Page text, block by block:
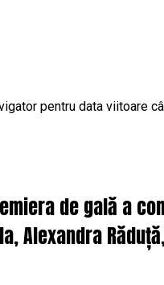
pentru data viitoare
de gală a
Alexandra